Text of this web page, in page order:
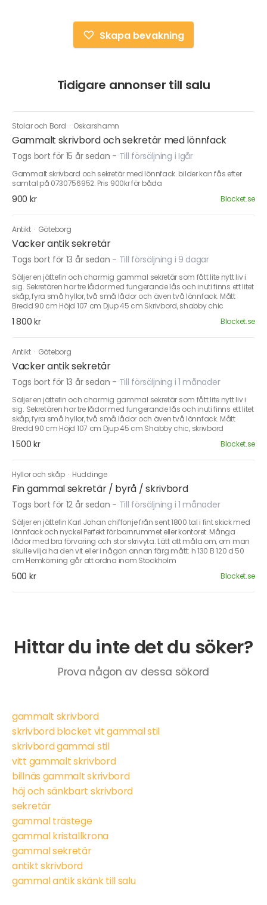
Skapa bevakning
Tidigare annonser till salu
Stolar och Bord · Oskarshamn
Gammalt skrivbord och sekretär med lönnfack
Togs bort för 15 år sedan - Till försäljning i Igår
Gammalt skrivbord och sekretär med lönnfack. bilder kan fås efter
samtal på 0730756952. Pris 900kr för båda
900 kr Blocket.se
Antikt · Göteborg
Vacker antik sekretär
Togs bort för 13 år sedan - Till försäljning i 9 dagar
Säljer en jättefin och charmig gammal sekretär som fått lite nytt liv i
sig. Sekretären har tre lådor med fungerande lås och inuti finns ett litet
skåp, fyra små hyllor, två små lådor och även två lönnfack. Mått
Bredd 90 cm Höjd 107 cm Djup 45 cm Skrivbord, shabby chic
1 800 kr Blocket.se
Antikt · Göteborg
Vacker antik sekretär
Togs bort för 13 år sedan - Till försäljning i 1 månader
Säljer en jättefin och charmig gammal sekretär som fått lite nytt liv i
sig. Sekretären har tre lådor med fungerande lås och inuti finns ett litet
skåp, fyra små hyllor, två små lådor och även två lönnfack. Mått
Bredd 90 cm Höjd 107 cm Djup 45 cm Shabby chic, skrivbord
1 500 kr Blocket.se
Hyllor och skåp · Huddinge
Fin gammal sekretär / byrå / skrivbord
Togs bort för 12 år sedan - Till försäljning i 1 månader
Säljer en jättefin Karl Johan chiffonje från sent 1800 tal i fint skick med
lönnfack och nyckel Perfekt för barnrummet eller kontoret. Många
lådor med bra förvaring och stor skrivyta. Lätt att måla om, om man
skulle vilja ha den vit eller i någon annan färg mått: h 130 B 120 d 50
cm Hemkörning går att ordna inom Stockholm
500 kr Blocket.se
Hittar du inte det du söker?
Prova någon av dessa sökord
gammalt skrivbord
skrivbord blocket vit gammal stil
skrivbord gammal stil
vitt gammalt skrivbord
billnäs gammalt skrivbord
höj och sänkbart skrivbord
sekretär
gammal trästege
gammal kristallkrona
gammal sekretär
antikt skrivbord
gammal antik skänk till salu